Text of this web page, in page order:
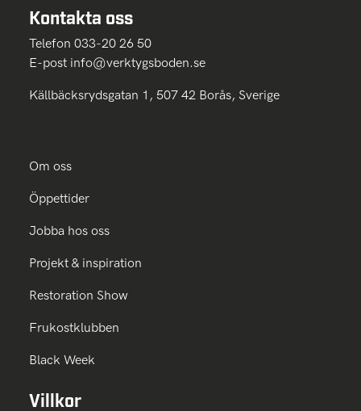
Kontakta oss
Telefon 033-20 26 50
E-post info@verktygsboden.se
Källbäcksrydsgatan 1, 507 42 Borås, Sverige
Om oss
Öppettider
Jobba hos oss
Projekt & inspiration
Restoration Show
Frukostklubben
Black Week
Villkor